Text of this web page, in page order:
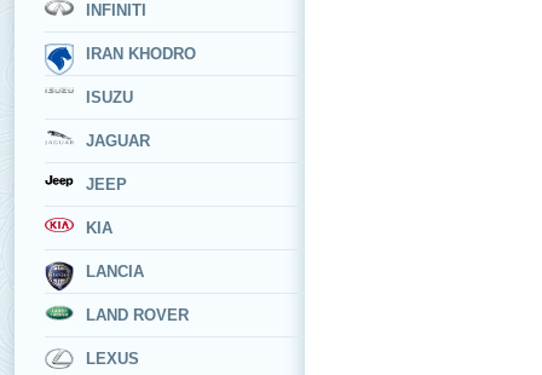
INFINITI
IRAN KHODRO
ISUZU
JAGUAR
JEEP
KIA
LANCIA
LAND ROVER
LEXUS